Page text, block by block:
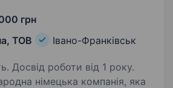
грн
ТОВ
Івано-Франківськ
Досвід роботи від 1 року.
німецька компанія, яка